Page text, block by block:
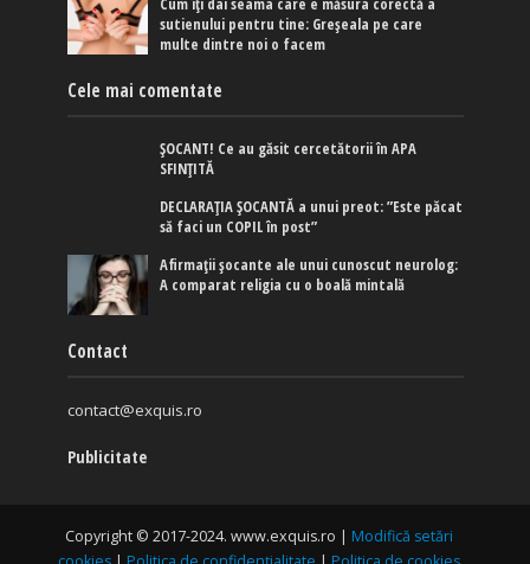
sutienului pentru tine: Greșeala pe care
multe dintre noi o facem
Cele mai comentate
ȘOCANT! Ce au găsit cercetătorii în APA
SFINȚITĂ
DECLARAȚIA ȘOCANTĂ a unui preot: ”Este păcat
să faci un COPIL în post”
Afirmaţii şocante ale unui cunoscut neurolog:
A comparat religia cu o boală mintală
Contact
contact@exquis.ro
Publicitate
Copyright © 2017-2024. www.exquis.ro | Modifică setări